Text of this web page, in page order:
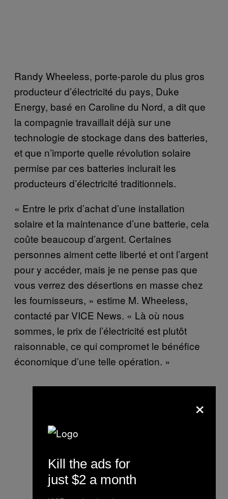
Randy Wheeless, porte-parole du plus gros
producteur d’électricité du pays, Duke
Energy, basé en Caroline du Nord, a dit que
la compagnie travaillait déjà sur une
technologie de stockage dans des batteries,
et que n’importe quelle révolution solaire
permise par ces batteries inclurait les
producteurs d’électricité traditionnels.
« Entre le prix d’achat d’une installation
solaire et la maintenance d’une batterie, cela
coûte beaucoup d’argent. Certaines
personnes aiment cette liberté et ont l’argent
pour y accéder, mais je ne pense pas que
vous verrez des désertions en masse chez
les fournisseurs, » estime M. Wheeless,
contacté par VICE News. « Là où nous
sommes, le prix de l’électricité est plutôt
raisonnable, ce qui compromet le bénéfice
économique d’une telle opération. »
×
Kill the ads for
just $2 a month